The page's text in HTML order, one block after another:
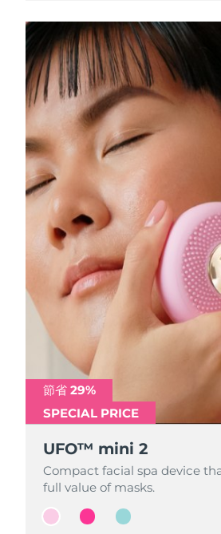
節省 29%
SPECIAL PRICE
UFO™ mini 2
Compact facial spa device
full value of masks.
節省 29%
SPECIAL PRICE
UFO™ mini 2
Compact facial spa device
full value of masks.
節省 29%
SPECIAL PRICE
UFO™ mini 2
Compact facial spa device
full value of masks.